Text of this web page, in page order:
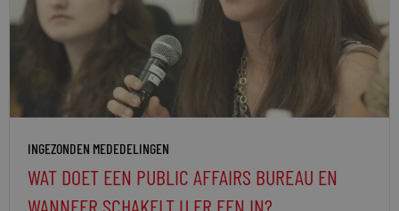
INGEZONDEN MEDEDELINGEN
WAT DOET EEN PUBLIC AFFAIRS BUREAU EN